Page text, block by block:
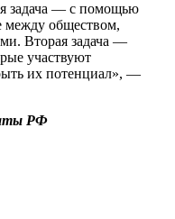
задача — с помощью
между обществом,
Вторая задача —
участвуют
их потенциал», —
РФ